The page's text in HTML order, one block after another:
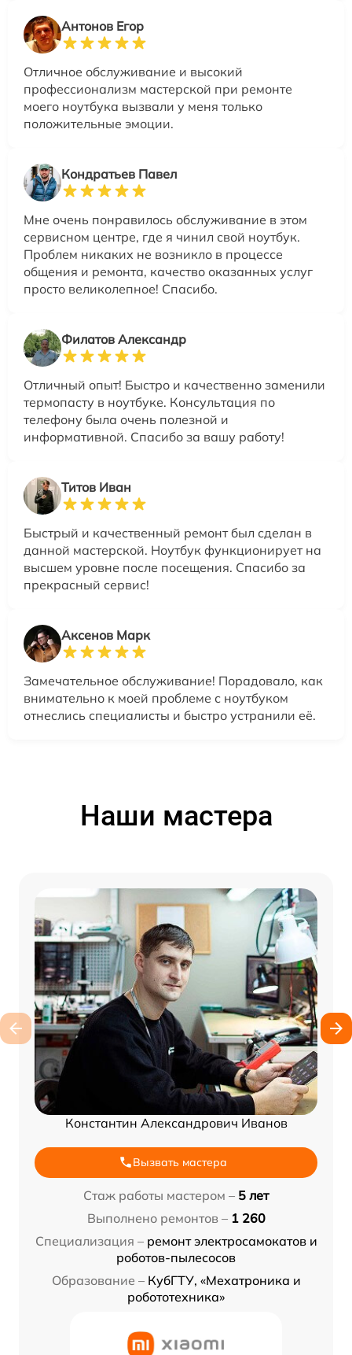
Антонов Егор
Отличное обслуживание и высокий
профессионализм мастерской при ремонте
моего ноутбука вызвали у меня только
положительные эмоции.
Кондратьев Павел
Мне очень понравилось обслуживание в этом
сервисном центре, где я чинил свой ноутбук.
Проблем никаких не возникло в процессе
общения и ремонта, качество оказанных услуг
просто великолепное! Спасибо.
Филатов Александр
Отличный опыт! Быстро и качественно заменили
термопасту в ноутбуке. Консультация по
телефону была очень полезной и
информативной. Спасибо за вашу работу!
Титов Иван
Быстрый и качественный ремонт был сделан в
данной мастерской. Ноутбук функционирует на
высшем уровне после посещения. Спасибо за
прекрасный сервис!
Аксенов Марк
Замечательное обслуживание! Порадовало, как
внимательно к моей проблеме с ноутбуком
отнеслись специалисты и быстро устранили её.
Наши мастера
Константин Александрович Иванов
Вызвать мастера
Стаж работы мастером – 5 лет
Выполнено ремонтов – 1 260
Специализация – ремонт электросамокатов и
роботов-пылесосов
Образование – КубГТУ, «Мехатроника и
робототехника»